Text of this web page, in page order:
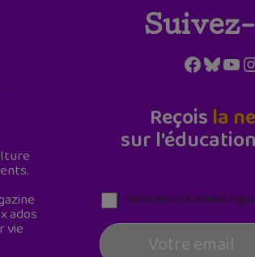
ados
vie
Reçois la
sur
Parentalité